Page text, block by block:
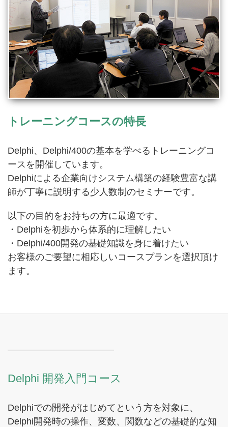
トレーニングコースの特長
Delphi、Delphi/400の基本を学べるトレーニングコ
ースを開催しています。
Delphiによる企業向けシステム構築の経験豊富な講
師が丁寧に説明する少人数制のセミナーです。
以下の目的をお持ちの方に最適です。
・Delphiを初歩から体系的に理解したい
・Delphi/400開発の基礎知識を身に着けたい
お客様のご要望に相応しいコースプランを選択頂け
ます。
Delphi 開発入門コース
Delphiでの開発がはじめてという方を対象に、
Delphi開発時の操作、変数、関数などの基礎的な知